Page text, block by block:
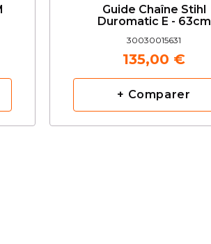
Guide Chaîne Stihl
Duromatic E - 63cm
30030015631
135,00 €
+ Comparer